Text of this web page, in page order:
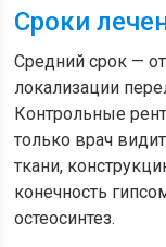
Сроки
Средний срок —
локализации
Контрольные
только врач
ткани,
конечность
остеосинтез.